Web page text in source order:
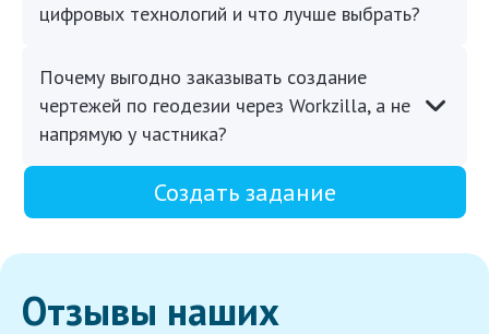
цифровых технологий и что лучше выбрать?
Почему выгодно заказывать создание
чертежей по геодезии через Workzilla, а не
напрямую у частника?
Создать задание
Отзывы наших